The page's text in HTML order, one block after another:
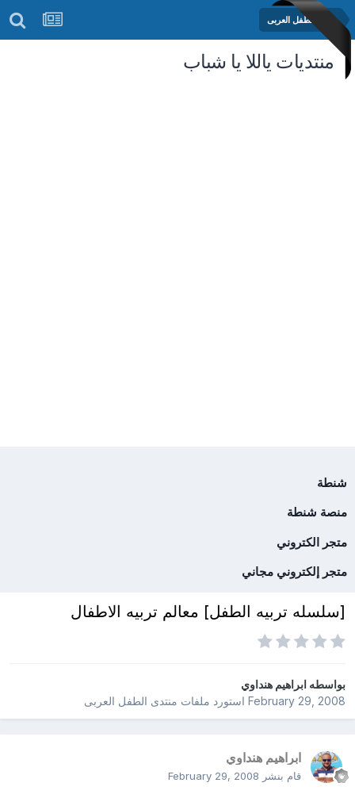
منتدى الطفل العربى
منتديات ياللا يا شباب
شنطة
منصة شنطة
متجر الكتروني
متجر إلكتروني مجاني
[سلسله تربيه الطفل] معالم تربيه الاطفال
بواسطهابراهيم هنداوي
February 29, 2008استورد ملفات منتدى الطفل العربى
ابراهيم هنداوي
قام بنشر February 29, 2008